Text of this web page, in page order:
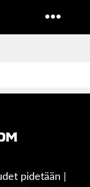
pidetään |